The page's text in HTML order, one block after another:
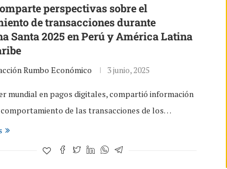
perspectivas sobre el
de transacciones durante
Santa 2025 en Perú y América Latina
Rumbo Económico 3 junio, 2025
mundial en pagos digitales, compartió información
de las transacciones de los…